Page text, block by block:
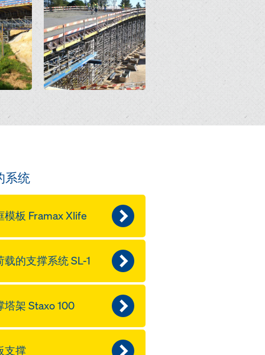
系统
模板 Framax Xlife
载的支撑系统 SL-1
塔架 Staxo 100
支撑